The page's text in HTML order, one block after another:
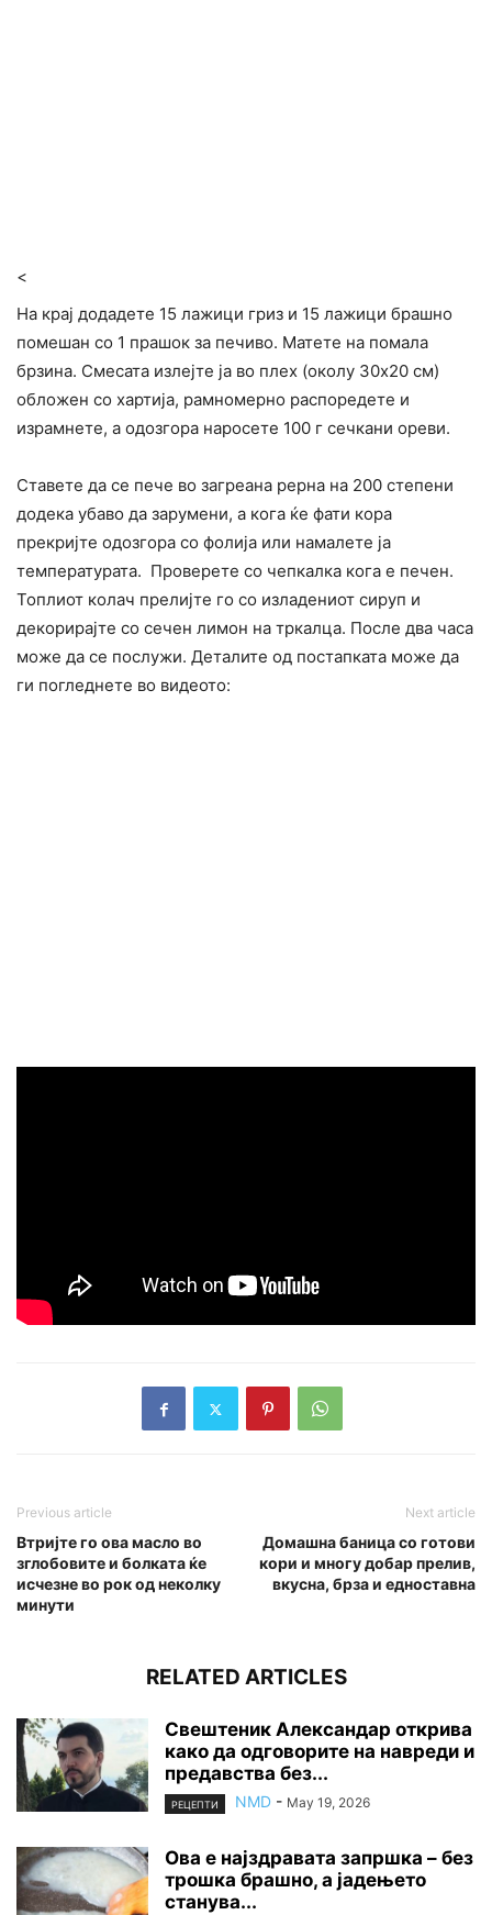
<
На крај додадете 15 лажици гриз и 15 лажици брашно
помешан со 1 прашок за печиво. Матете на помала
брзина. Смесата излејте ја во плех (околу 30х20 см)
обложен со хартија, рамномерно распоредете и
израмнете, а одозгора наросете 100 г сечкани ореви.
Ставете да се пече во загреана рерна на 200 степени
додека убаво да зарумени, а кога ќе фати кора
прекријте одозгора со фолија или намалете ја
температурата. Проверете со чепкалка кога е печен.
Топлиот колач прелијте го со изладениот сируп и
декорирајте со сечен лимон на тркалца. После два часа
може да се послужи. Деталите од постапката може да
ги погледнете во видеото:
Previous article
Втријте го ова масло во
зглобовите и болката ќе
исчезне во рок од неколку
минути
Next article
Домашна баница со готови
кори и многу добар прелив,
вкусна, брза и едноставна
RELATED ARTICLES
Свештеник Александар открива
како да одговорите на навреди и
предавства без...
РЕЦЕПТИ NMD - May 19, 2026
Ова е најздравата запршка – без
трошка брашно, а јадењето
станува...